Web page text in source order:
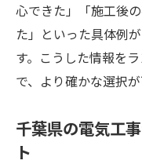
心できた」「施工後
た」といった具体例
す。こうした情報を
で、より確かな選択が
千葉県の電気工
ト